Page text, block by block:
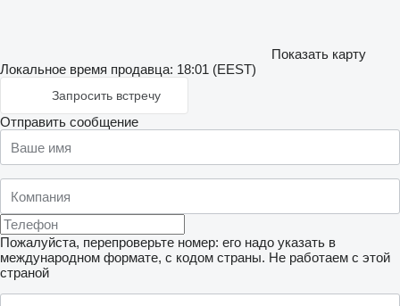
Показать карту
Локальное время продавца: 18:01 (EEST)
Запросить встречу
Отправить сообщение
Пожалуйста, перепроверьте номер: его надо указать в
международном формате, с кодом страны. Не работаем с этой
страной